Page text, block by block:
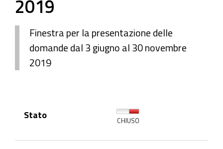
2019
Finestra per la presentazione delle
domande dal 3 giugno al 30 novembre
2019
Stato
CHIUSO